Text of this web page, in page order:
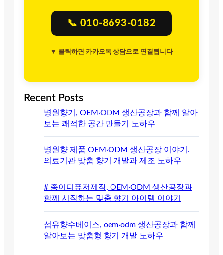
📞 010-8693-0182
▼ 클릭하면 카카오톡 상담으로 연결됩니다
Recent Posts
병원향기, OEM·ODM 생산공장과 함께 알아
보는 쾌적한 공간 만들기 노하우
병원향 제품 OEM·ODM 생산공장 이야기.
의료기관 맞춤 향기 개발과 제조 노하우
# 종이디퓨저제작, OEM·ODM 생산공장과
함께 시작하는 맞춤 향기 아이템 이야기
섬유향수베이스, oem·odm 생산공장과 함께
알아보는 맞춤형 향기 개발 노하우